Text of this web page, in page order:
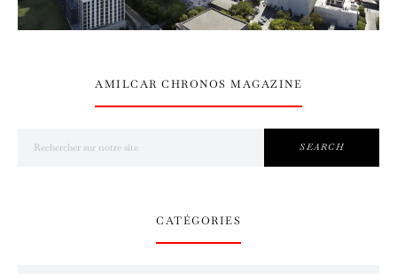
AMILCAR CHRONOS MAGAZINE
SEARCH
CATÉGORIES